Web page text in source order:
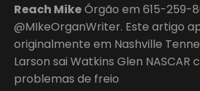
Reach MikeÓrgão em 615-259-
@MIkeOrganWriter. Este artigo
originalmente em Nashville
Larson sai Watkins Glen NASCAR
problemas de freio